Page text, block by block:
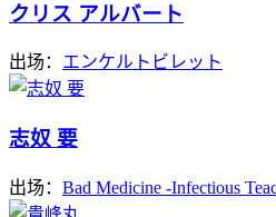
クリス アルバート
出场： エンケルトビレット
志奴 要
出场： Bad Medicine -Infectious